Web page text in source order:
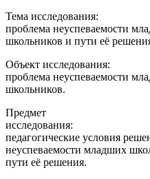
Тема исследования:
проблема неуспеваемости
школьников и пути её
Объект исследования:
проблема неуспеваемости
школьников.
Предмет
исследования:
педагогические условия
неуспеваемости младших
пути её решения.